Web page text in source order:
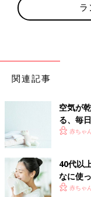
「アベンヌ ウオー
す。
天然ハーブでリ
関連記事
空気が
る、毎
皮膚科医
赤ちゃ
40代以
なに使
赤ちゃ